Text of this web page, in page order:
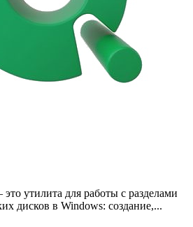
утилита для работы с разделами
дисков в Windows: создание,...